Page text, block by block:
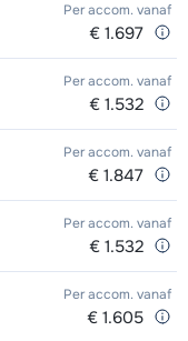
Per accom. vanaf
€ 1.697
Per accom. vanaf
€ 1.532
Per accom. vanaf
€ 1.847
Per accom. vanaf
€ 1.532
Per accom. vanaf
€ 1.605